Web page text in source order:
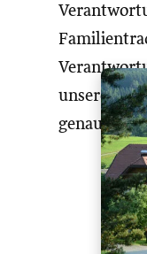
unserer
genauso